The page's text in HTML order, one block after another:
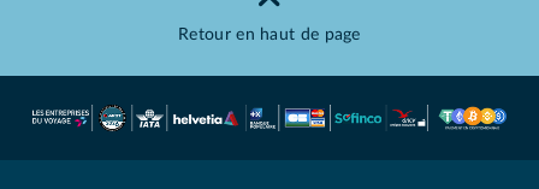
Retour en haut de page